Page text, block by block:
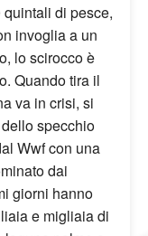
di pesce,
invoglia a un
lo scirocco è
Quando tira il
va in crisi, si
specchio
Wwf con una
dai
giorni hanno
e migliaia di